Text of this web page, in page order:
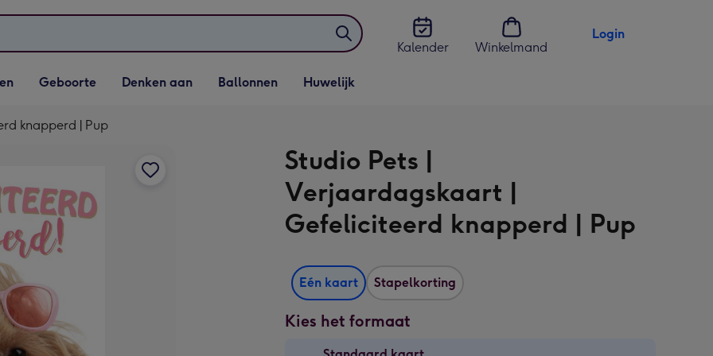
Kalender Winkelmand
Login
Vervolgkeuzelijst
Geboorte openen
Geboorte
Vervolgkeuzelijst
Denken aan openen
Denken aan
Vervolgkeuzelijst
Ballonnen openen
Ballonnen
Vervolgkeuzelijst
Huwelijk openen
Huwelijk
knapperd | Pup
Studio Pets |
Verjaardagskaart |
Gefeliciteerd knapperd | Pup
Eén kaart Stapelkorting
Kies het formaat